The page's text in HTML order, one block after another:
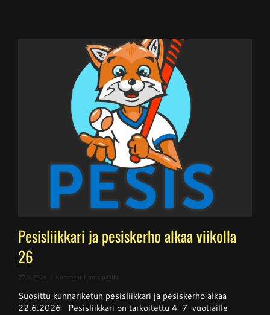
Pesisliikkari ja pesiskerho alkaa viikolla
26
27.5.2026 Kommentit pois päältä
ja
pesiskerho
alkaa
Suosittu kunnariketun pesisliikkari ja pesiskerho alkaa
22.6.2026 Pesisliikkari on tarkoitettu 4-7-vuotiaille